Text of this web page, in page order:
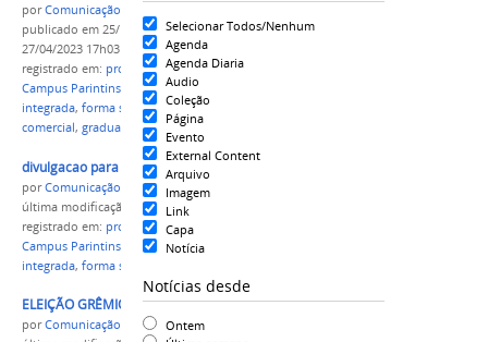
Selecionar Todos/Nenhum
Agenda
Agenda Diaria
Audio
Coleção
Página
Evento
External Content
Arquivo
Imagem
Link
Capa
Notícia
Notícias desde
Ontem
porComunicação CPR
publicado em 25/10/2022—última modificaçãoem
27/04/2023 17h03
registrado em: processo seletivo 2023.1,
Campus Parintins
cursos técnicos
integrada, forma subsequente,inscrições
comercial, graduação
divulgacao para o site atualizada comp.jpg
porComunicação CPR
última modificação
em 25/10/2022 16h30
registrado em: processo seletivo 2023.1
Campus Parintins
cursos técnicos
integrada, forma subsequente
ELEIÇÃO GRÊMIO 2022 ELEIÇÃO COMP.jpg
porComunicação CPR